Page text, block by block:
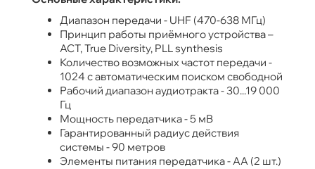
Диапазон передачи - UHF (470-638 МГц)
Принцип работы приёмного устройства –
АСТ, True Diversity, PLL synthesis
Количество возможных частот передачи -
1024 с автоматическим поиском свободной
Рабочий диапазон аудиотракта - 30...19 000
Гц
Мощность передатчика - 5 мВ
Гарантированный радиус действия
системы - 90 метров
Элементы питания передатчика - АА (2 шт.)